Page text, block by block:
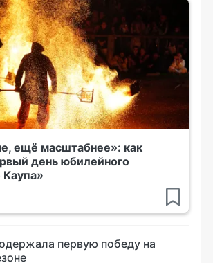
ещё масштабнее»: как
день юбилейного
первую победу на